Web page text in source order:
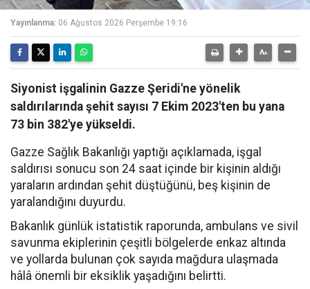
Yayınlanma: 06 Ağustos 2026 Perşembe 19:16
Siyonist işgalinin Gazze Şeridi'ne yönelik
saldırılarında şehit sayısı 7 Ekim 2023'ten bu yana
73 bin 382'ye yükseldi.
Gazze Sağlık Bakanlığı yaptığı açıklamada, işgal
saldırısı sonucu son 24 saat içinde bir kişinin aldığı
yaraların ardından şehit düştüğünü, beş kişinin de
yaralandığını duyurdu.
Bakanlık günlük istatistik raporunda, ambulans ve sivil
savunma ekiplerinin çeşitli bölgelerde enkaz altında
ve yollarda bulunan çok sayıda mağdura ulaşmada
hâlâ önemli bir eksiklik yaşadığını belirtti.